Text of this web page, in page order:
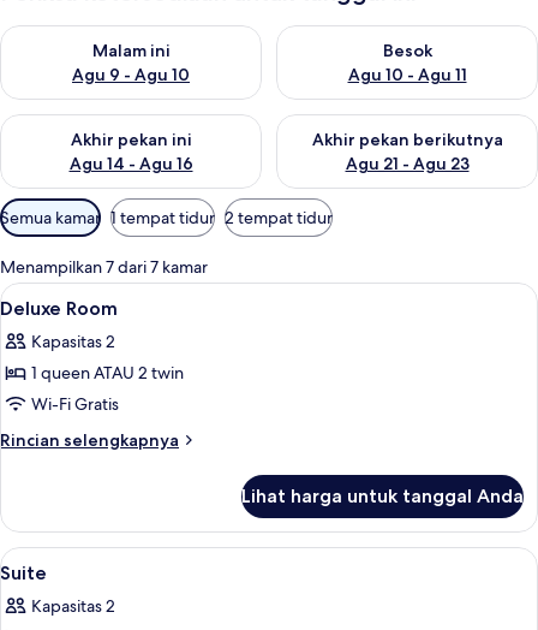
Malam ini
Agu 9 - Agu 10
Periksa ketersediaan untuk malam ini Agu 9 - Agu 10
Besok
Agu 10 - Agu 11
Periksa ketersediaan untuk
Akhir pekan ini
Agu 14 - Agu 16
Periksa ketersediaan untuk akhir pekan ini Agu 14 - Agu 16
Akhir pekan berikutnya
Agu 21 - Agu 23
Periksa ketersediaan untuk
Filter
tersedia
untuk
kamar
Semua kamar 1 tempat tidur 2 tempat tidur
Menampilkan 7 dari 7 kamar
Lihat
semua
foto
untuk
Deluxe
Room
Brankas, meja kerja, setrika/meja
8
Deluxe Room
Kapasitas 2
1 queen ATAU 2 twin
Wi-Fi Gratis
Rincian selengkapnya
Rincian
Deluxe
Room
Lihat harga untuk tanggal Anda
Lihat
semua
foto
Brankas, meja kerja, setrika/meja
9
Suite
Kapasitas 2